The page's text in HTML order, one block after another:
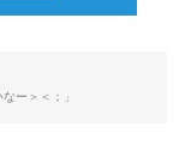
ー＞＜；」